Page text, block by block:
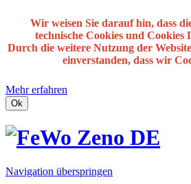
Wir weisen Sie darauf hin, dass
technische Cookies und
Durch die weitere Nutzung der
einverstanden, dass wir
Mehr erfahren
Ok
Navigation überspringen